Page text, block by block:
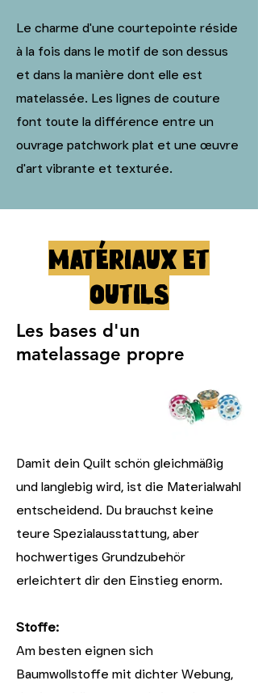
Le charme d'une courtepointe réside
à la fois dans le motif de son dessus
et dans la manière dont elle est
matelassée. Les lignes de couture
font toute la différence entre un
ouvrage patchwork plat et une œuvre
d'art vibrante et texturée.
Matériaux et
outils
Les bases d'un
matelassage propre
Damit dein Quilt schön gleichmäßig
und langlebig wird, ist die Materialwahl
entscheidend. Du brauchst keine
teure Spezialausstattung, aber
hochwertiges Grundzubehör
erleichtert dir den Einstieg enorm.
Stoffe:
Am besten eignen sich
Baumwollstoffe mit dichter Webung,